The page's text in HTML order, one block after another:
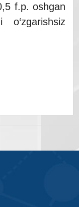
f.p. oshgan
o‘zgarishsiz